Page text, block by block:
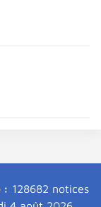
: 128682 notices